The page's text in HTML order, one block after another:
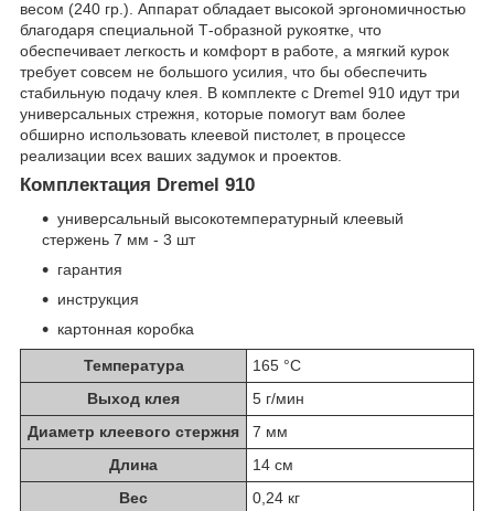
весом (240 гр.). Аппарат обладает высокой эргономичностью
благодаря специальной Т-образной рукоятке, что
обеспечивает легкость и комфорт в работе, а мягкий курок
требует совсем не большого усилия, что бы обеспечить
стабильную подачу клея. В комплекте с Dremel 910 идут три
универсальных стрежня, которые помогут вам более
обширно использовать клеевой пистолет, в процессе
реализации всех ваших задумок и проектов.
Комплектация Dremel 910
универсальный высокотемпературный клеевый
стержень 7 мм - 3 шт
гарантия
инструкция
картонная коробка
Температура
165 °C
Выход клея
5 г/мин
Диаметр клеевого стержня
7 мм
Длина
14 см
Вес
0,24 кг